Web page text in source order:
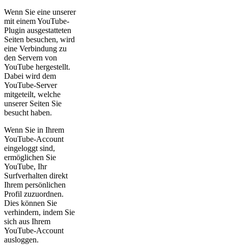
Wenn Sie eine unserer
mit einem YouTube-
Plugin ausgestatteten
Seiten besuchen, wird
eine Verbindung zu
den Servern von
YouTube hergestellt.
Dabei wird dem
YouTube-Server
mitgeteilt, welche
unserer Seiten Sie
besucht haben.
Wenn Sie in Ihrem
YouTube-Account
eingeloggt sind,
ermöglichen Sie
YouTube, Ihr
Surfverhalten direkt
Ihrem persönlichen
Profil zuzuordnen.
Dies können Sie
verhindern, indem Sie
sich aus Ihrem
YouTube-Account
ausloggen.